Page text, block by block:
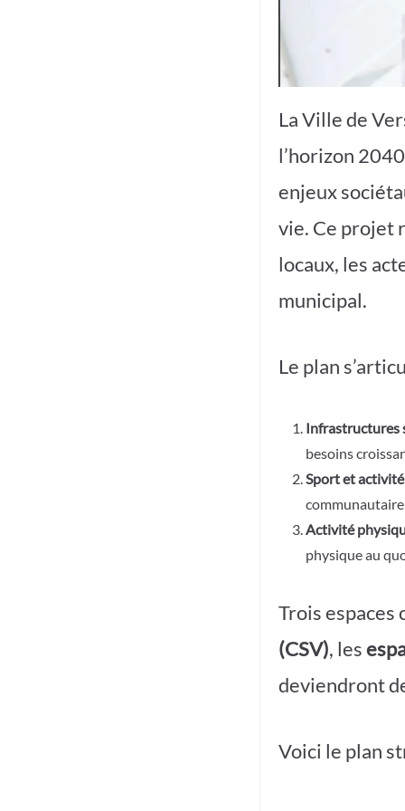
La Ville de
l’horizon
enjeux
vie. Ce projet
locaux, les
municipal.
Le plan
Infrastructures
besoins
Sport et
Activité
physique au
Trois
(CSV), les
deviendront
Voici le plan